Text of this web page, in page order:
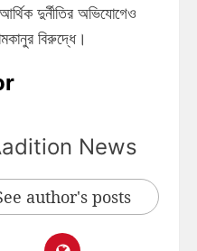
দুর্নীতির অভিযোগেও
বিরুদ্ধে।
News
author's posts